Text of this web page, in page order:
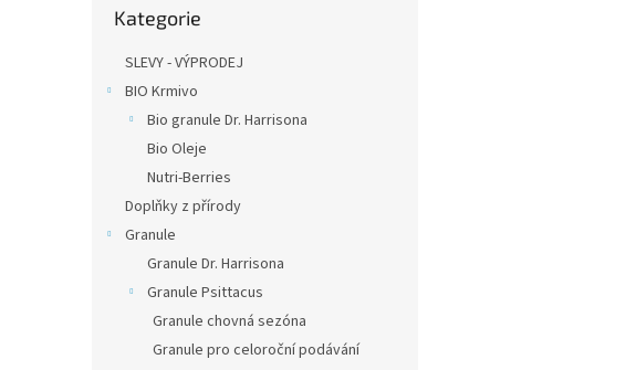
kategorie
Kategorie
SLEVY - VÝPRODEJ
BIO Krmivo
Bio granule Dr. Harrisona
Bio Oleje
Nutri-Berries
Doplňky z přírody
Granule
Granule Dr. Harrisona
Granule Psittacus
Granule chovná sezóna
Granule pro celoroční podávání